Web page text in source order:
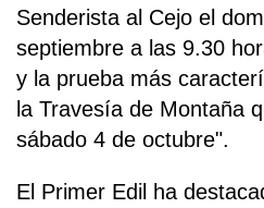
Senderista al Cejo el
septiembre a las 9.30
y la prueba más
la Travesía de Montaña
sábado 4 de octubre".
El Primer Edil ha